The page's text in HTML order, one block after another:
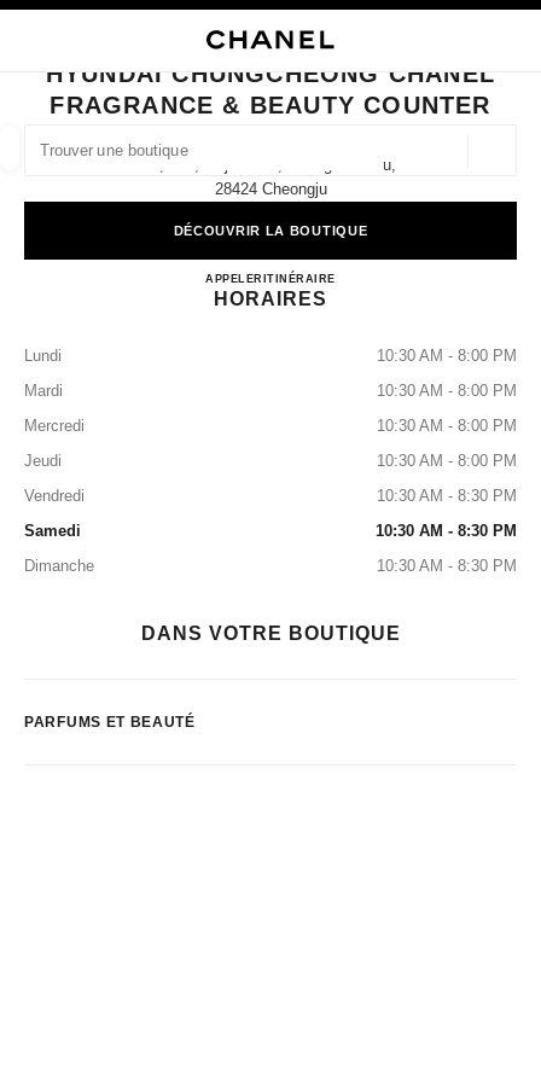
TROUVER UNE BOUTIQUE
Les suggestions sont affichées sous cette barre de recherche
0 Suggestions disponibles
FERMER LA FICHE BOUTIQUE HYUNDAI CHUNGCHEONG CHANEL
HYUNDAI CHUNGCHEONG CHANEL
FRAGRANCE & BEAUTY COUNTER
1f, 308, Jikji-Daero, Heungdeok-Gu,
28424 Cheongju
DÉCOUVRIR LA BOUTIQUE
APPELER+82 43 909 4110
ITINÉRAIREHyundai Chungcheong
HORAIRES
Lundi
10:30 AM - 8:00 PM
Mardi
10:30 AM - 8:00 PM
Mercredi
10:30 AM - 8:00 PM
Jeudi
10:30 AM - 8:00 PM
Vendredi
10:30 AM - 8:30 PM
Samedi
10:30 AM - 8:30 PM
Dimanche
10:30 AM - 8:30 PM
DANS VOTRE BOUTIQUE
PARFUMS ET BEAUTÉ
filtres
filtrer les résultats par :